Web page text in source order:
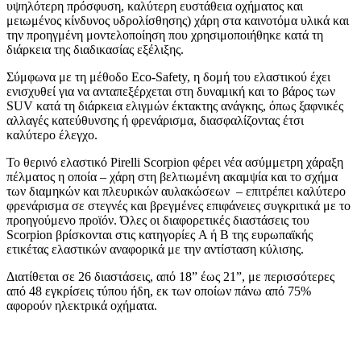
υψηλότερη πρόσφυση, καλύτερη ευστάθεια οχήματος και
μειωμένος κίνδυνος υδρολίσθησης) χάρη στα καινοτόμα υλικά και
την προηγμένη μοντελοποίηση που χρησιμοποιήθηκε κατά τη
διάρκεια της διαδικασίας εξέλιξης.
Σύμφωνα με τη μέθοδο Eco-Safety, η δομή του ελαστικού έχει
ενισχυθεί για να ανταπεξέρχεται στη δυναμική και το βάρος των
SUV κατά τη διάρκεια ελιγμών έκτακτης ανάγκης, όπως ξαφνικές
αλλαγές κατεύθυνσης ή φρενάρισμα, διασφαλίζοντας έτσι
καλύτερο έλεγχο.
Το θερινό ελαστικό Pirelli Scorpion φέρει νέα ασύμμετρη χάραξη
πέλματος η οποία – χάρη στη βελτιωμένη ακαμψία και το σχήμα
των διαμηκών και πλευρικών αυλακώσεων – επιτρέπει καλύτερο
φρενάρισμα σε στεγνές και βρεγμένες επιφάνειες συγκριτικά με το
προηγούμενο προϊόν. Όλες οι διαφορετικές διαστάσεις του
Scorpion βρίσκονται στις κατηγορίες A ή B της ευρωπαϊκής
ετικέτας ελαστικών αναφορικά με την αντίσταση κύλισης.
Διατίθεται σε 26 διαστάσεις, από 18” έως 21”, με περισσότερες
από 48 εγκρίσεις τύπου ήδη, εκ των οποίων πάνω από 75%
αφορούν ηλεκτρικά οχήματα.